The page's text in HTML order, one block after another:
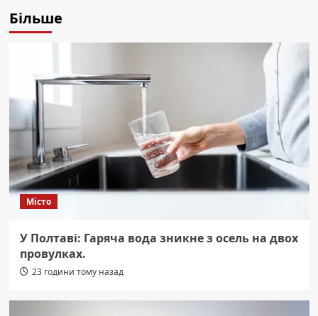
Більше
Місто
У Полтаві: Гаряча вода зникне з осель на двох
провулках.
23 години тому назад